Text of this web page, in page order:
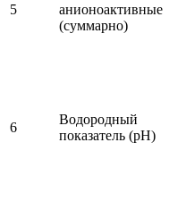
5
анионоактивные
(суммарно)
6
Водородный
показатель (pH)